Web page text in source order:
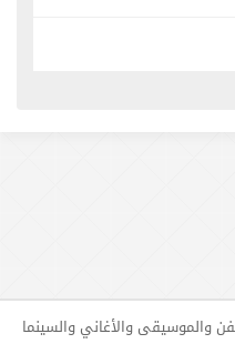
والموسيقى والأغاني والسينما